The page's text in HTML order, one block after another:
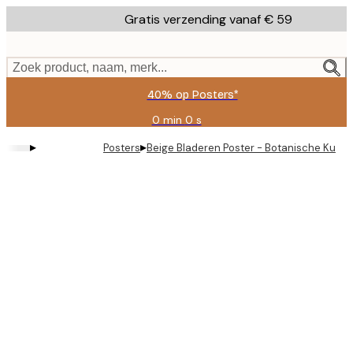
to
content.
Gratis verzending vanaf € 59
Zoek product, naam, merk...
40% op Posters*
0 min 0 s
Geldig
tot:
2026-
▸ Posters▸Beige Bladeren Poster - Botanische Kunst